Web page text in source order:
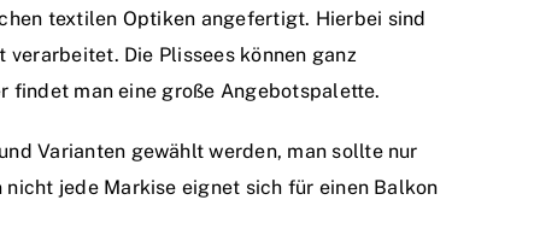
textilen Optiken angefertigt. Hierbei sind
Die Plissees können ganz
findet man eine große Angebotspalette.
Varianten gewählt werden, man sollte nur
jede Markise eignet sich für einen Balkon